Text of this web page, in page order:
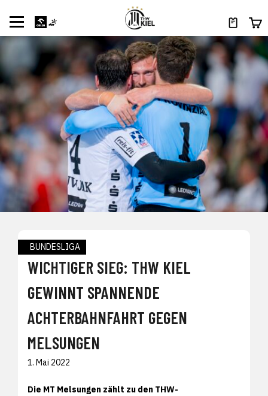
BUNDESLIGA
WICHTIGER SIEG: THW KIEL
GEWINNT SPANNENDE
ACHTERBAHNFAHRT GEGEN
MELSUNGEN
1. Mai 2022
Die MT Melsungen zählt zu den THW-